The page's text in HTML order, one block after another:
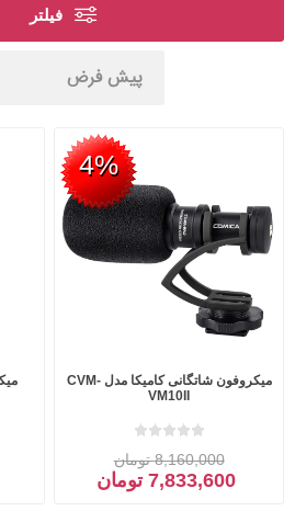
فیلتر
4%
میکروفون شاتگانی کامیکا مدل CVM-
VM10II
8,160,000 تومان
7,833,600 تومان